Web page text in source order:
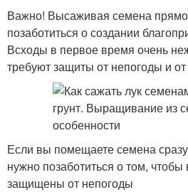
Важно! Высаживая семена прямо
позаботиться о создании
Всходы в первое время очень
требуют защиты от непогоды и
Если вы помещаете семена
нужно позаботиться о том,
защищены от непогоды